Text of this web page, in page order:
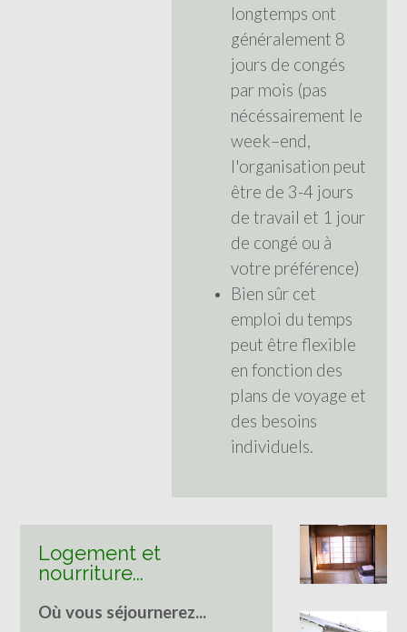
longtemps ont
généralement 8
jours de congés
par mois (pas
nécéssairement le
week–end,
l'organisation peut
être de 3-4 jours
de travail et 1 jour
de congé ou à
votre préférence)
Bien sûr cet
emploi du temps
peut être flexible
en fonction des
plans de voyage et
des besoins
individuels.
Logement et
nourriture...
Où vous séjournerez...